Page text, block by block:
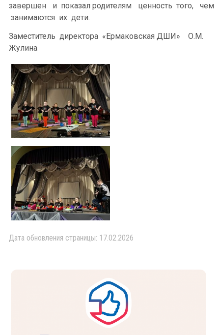
завершен и показал родителям ценность того, чем
занимаются их дети.
Заместитель директора «Ермаковская ДШИ» О.М.
Жулина
Дата обновления страницы: 17.02.2026